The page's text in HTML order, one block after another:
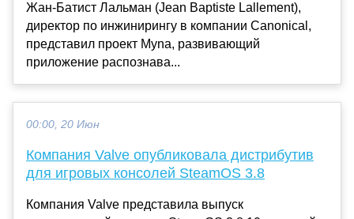
Жан-Батист Лальман (Jean Baptiste Lallement),
директор по инжинирингу в компании Canonical,
представил проект Myna, развивающий
приложение распознава...
00:00, 20 Июн
Компания Valve опубликовала дистрибутив
для игровых консолей SteamOS 3.8
Компания Valve представила выпуск